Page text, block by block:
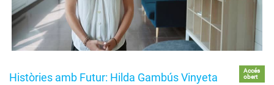
Històries amb Futur: Hilda Gambús Vinyeta
Accés
obert